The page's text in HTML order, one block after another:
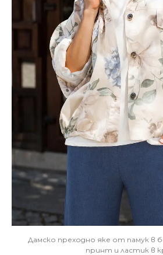
Дамско преходно яке от памук в
принт и ластик в